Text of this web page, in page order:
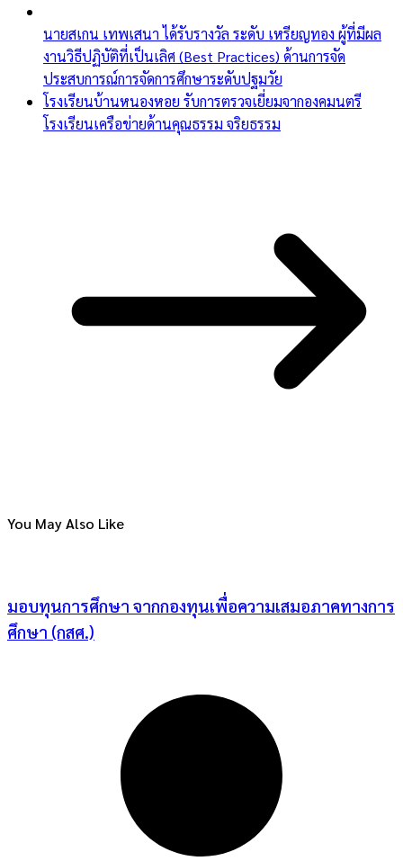
นายสเกน เทพเสนา ได้รับรางวัล ระดับ เหรียญทอง ผู้ที่มีผล
งานวิธีปฏิบัติที่เป็นเลิศ (Best Practices) ด้านการจัด
ประสบการณ์การจัดการศึกษาระดับปฐมวัย
โรงเรียนบ้านหนองหอย รับการตรวจเยี่ยมจากองคมนตรี
โรงเรียนเครือข่ายด้านคุณธรรม จริยธรรม
You May Also Like
มอบทุนการศึกษา จากกองทุนเพื่อความเสมอภาคทางการ
ศึกษา (กสศ.)